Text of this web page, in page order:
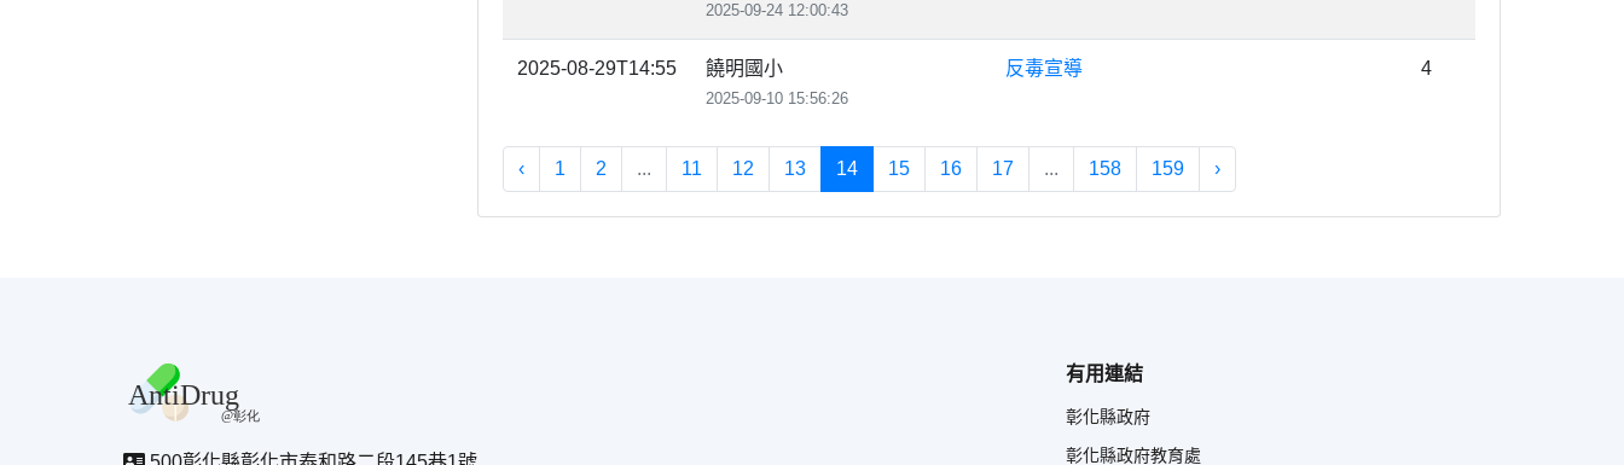
2025-09-24 12:00:43
2025-08-29T14:55 饒明國小
2025-09-10 15:56:26
反毒宣導 4
‹ 1 2 ... 11 12 13 14 15 16 17 ... 158 159 ›
有用連結
彰化縣政府
彰化縣政府教育處